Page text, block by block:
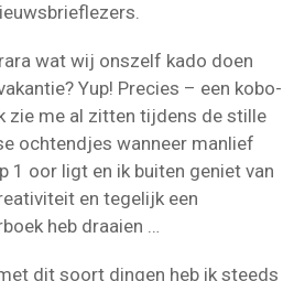
wat wij onszelf kado doen
Yup! Precies – een kobo-
zie me al zitten tijdens de stille
ochtendjes wanneer manlief
1 oor ligt en ik buiten geniet van
en tegelijk een
heb draaien …
dit soort dingen heb ik steeds